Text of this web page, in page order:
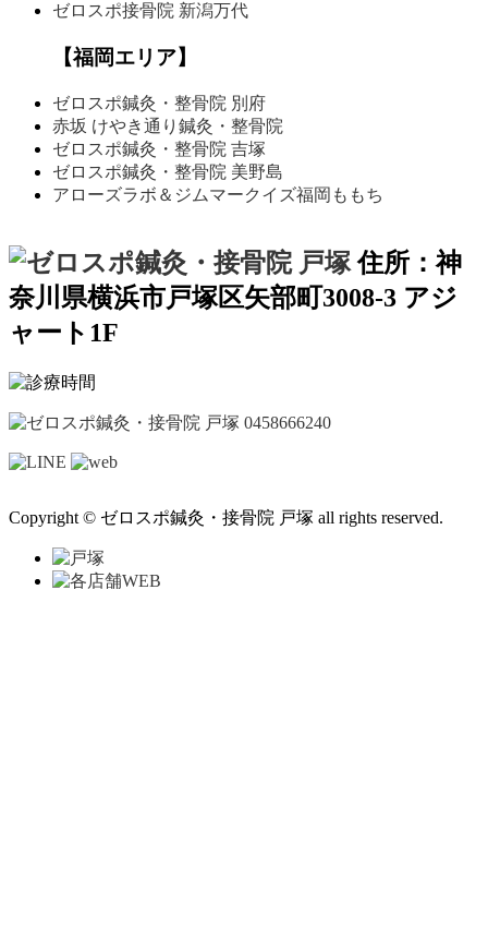
ゼロスポ接骨院 新潟万代
【福岡エリア】
ゼロスポ鍼灸・整骨院 別府
赤坂 けやき通り鍼灸・ 整骨院
ゼロスポ鍼灸・整骨院 吉塚
ゼロスポ鍼灸・整骨院 美野島
アローズラボ＆ ジムマークイズ福岡ももち
住所：神
奈川県横浜市戸塚区矢部町3008-3 アジ
ャート1F
Copyright © ゼロスポ鍼灸・接骨院 戸塚 all rights reserved.